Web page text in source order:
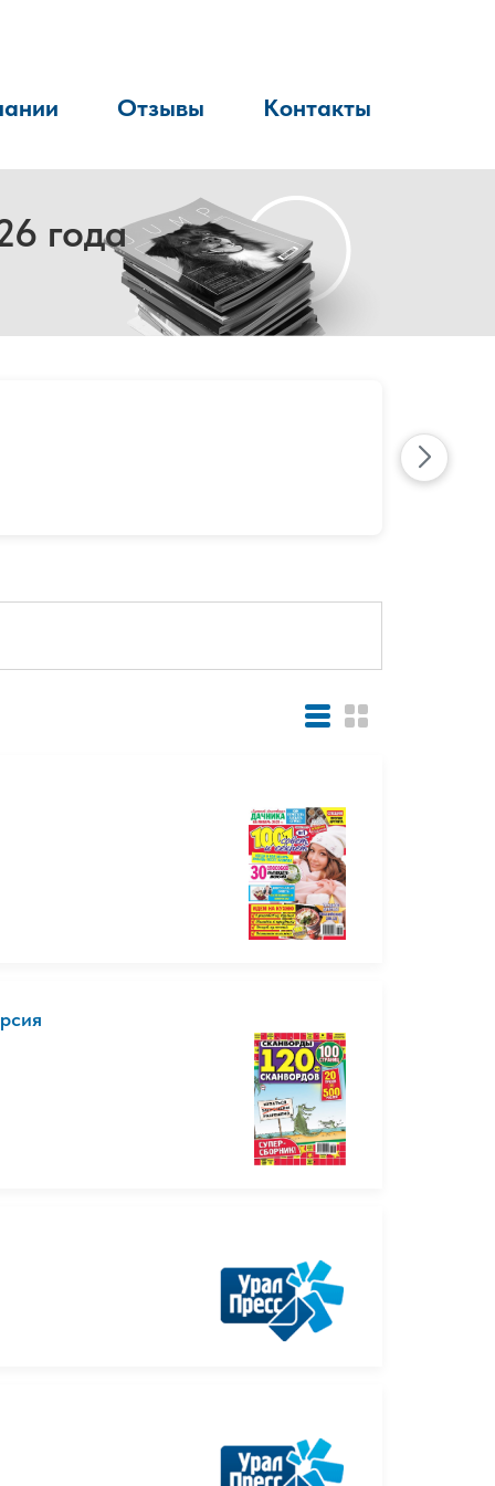
Отзывы Контакты
года